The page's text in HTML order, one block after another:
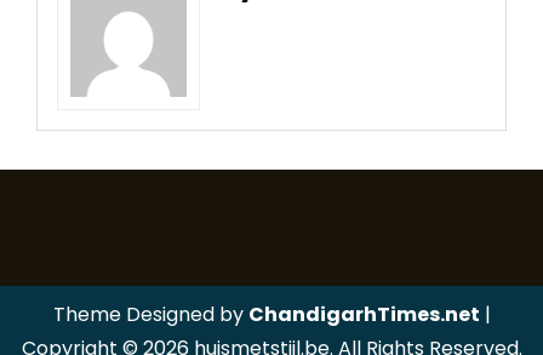
Theme Designed by ChandigarhTimes.net |
Copyright © 2026 huismetstijl.be. All Rights Reserved.